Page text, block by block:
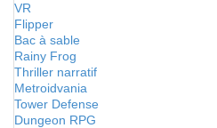
VR
Flipper
Bac à sable
Rainy Frog
Thriller narratif
Metroidvania
Tower Defense
Dungeon RPG